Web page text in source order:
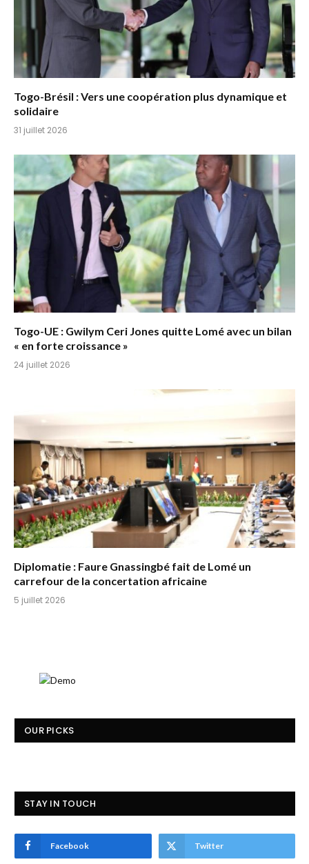
Togo-Brésil : Vers une coopération plus dynamique et
solidaire
31 juillet 2026
Togo-UE : Gwilym Ceri Jones quitte Lomé avec un bilan
« en forte croissance »
24 juillet 2026
Diplomatie : Faure Gnassingbé fait de Lomé un
carrefour de la concertation africaine
5 juillet 2026
OUR PICKS
STAY IN TOUCH
Facebook Twitter